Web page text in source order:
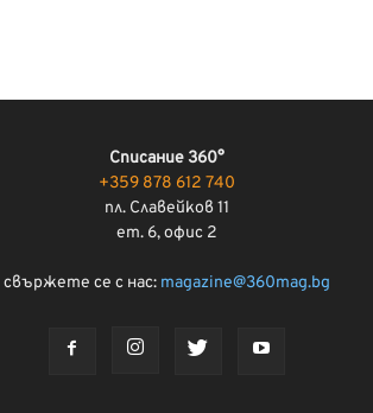
Списание 360°
+359 878 612 740
пл. Славейков 11
ет. 6, офис 2
свържете се с нас: magazine@360mag.bg